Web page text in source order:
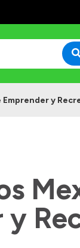
Emprender y